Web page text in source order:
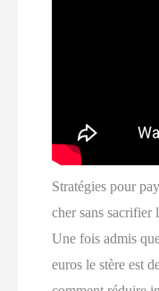
Stratégies pour
cher sans sacrifier
Une fois admis
euros le stère est